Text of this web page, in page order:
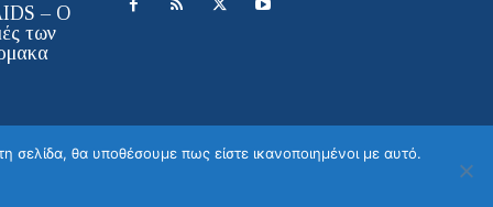
– Ο
των
σελίδα, θα υποθέσουμε πως είστε ικανοποιημένοι με αυτό.